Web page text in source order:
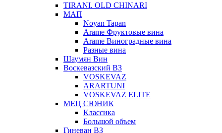
TIRANI. OLD CHINARI
МАП
Noyan Tapan
Arame Фруктовые вина
Arame Виноградные вина
Разные вина
Шаумян Вин
Воскевазский ВЗ
VOSKEVAZ
ARARTUNI
VOSKEVAZ ELITE
МЕЦ СЮНИК
Классика
Большой объем
Гиневан ВЗ